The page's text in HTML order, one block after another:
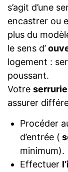
s’agit d’une
encastrer ou
plus du
le sens d’
logement :
poussant.
Votre
assurer
Procéder
d’entrée (
minimum).
Effectuer